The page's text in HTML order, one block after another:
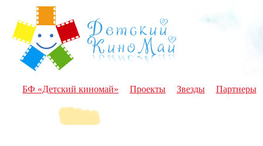
БФ «Детский киномай» Проекты Звезды Партнеры